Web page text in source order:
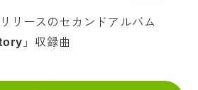
リースのセカンドアルバム
」収録曲